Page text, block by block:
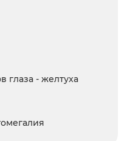
глаза - желтуха